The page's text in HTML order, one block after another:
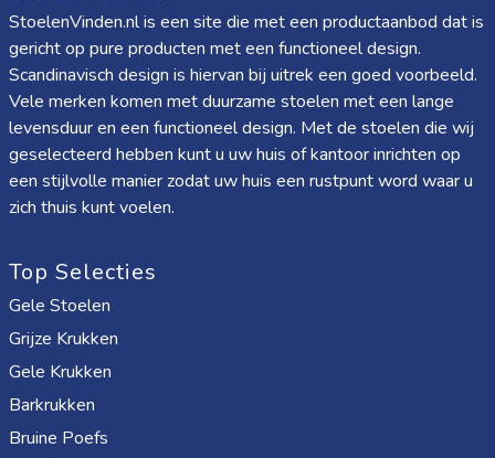
StoelenVinden.nl is een site die met een productaanbod dat is
gericht op pure producten met een functioneel design.
Scandinavisch design is hiervan bij uitrek een goed voorbeeld.
Vele merken komen met duurzame stoelen met een lange
levensduur en een functioneel design. Met de stoelen die wij
geselecteerd hebben kunt u uw huis of kantoor inrichten op
een stijlvolle manier zodat uw huis een rustpunt word waar u
zich thuis kunt voelen.
Top Selecties
Gele Stoelen
Grijze Krukken
Gele Krukken
Barkrukken
Bruine Poefs